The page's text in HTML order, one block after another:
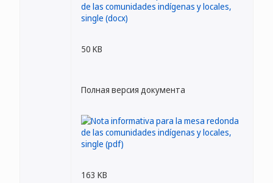
50 KB
Полная версия документа
163 KB